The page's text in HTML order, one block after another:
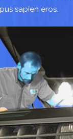
sapien eros.